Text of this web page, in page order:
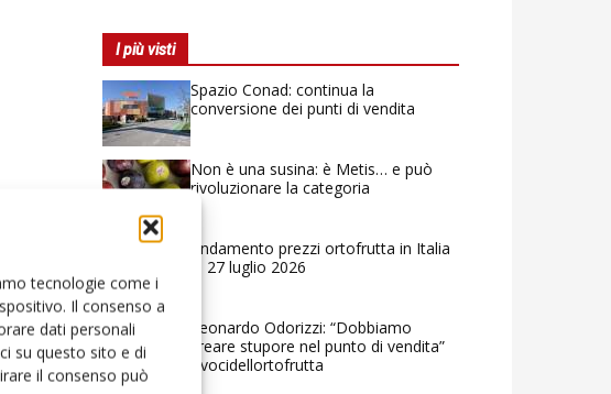
tecnologie come i
Il consenso a
dati personali
su questo sito e di
il consenso può
I più visti
Spazio Conad: continua la
conversione dei punti di vendita
Non è una susina: è Metis… e può
rivoluzionare la categoria
Andamento prezzi ortofrutta in Italia
al 27 luglio 2026
Leonardo Odorizzi: “Dobbiamo
creare stupore nel punto di vendita”
#vocidellortofrutta